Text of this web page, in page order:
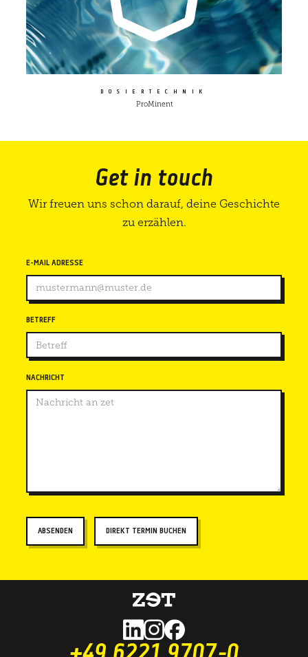
DOSIERTECHNIK
ProMinent
Get in touch
Wir freuen uns schon darauf, deine Geschichte
zu erzählen.
E-MAIL ADRESSE
BETREFF
NACHRICHT
DIREKT TERMIN BUCHEN